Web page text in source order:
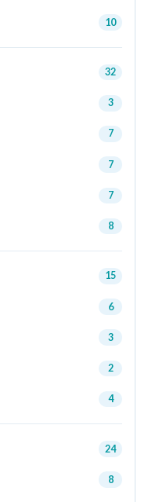
10
32
3
7
7
7
8
15
6
3
2
4
24
8